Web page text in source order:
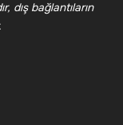
dış bağlantıların